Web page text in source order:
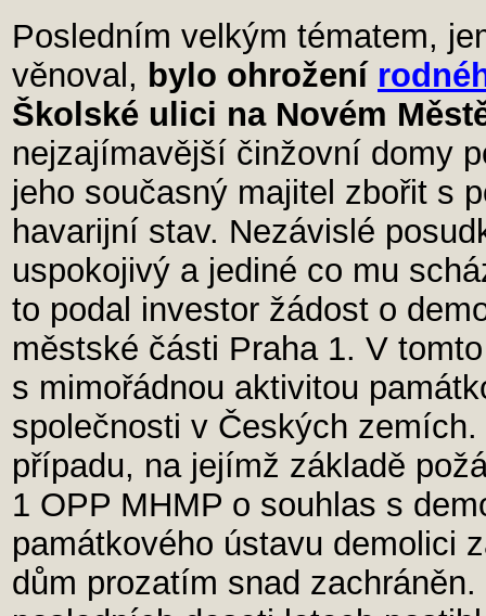
Posledním velkým tématem,
věnoval, bylo ohrožení
Školské ulici na Novém
nejzajímavější činžovní domy
jeho současný majitel zbořit s
havarijní stav. Nezávislé
uspokojivý a jediné co mu
to podal investor žádost o
městské části Praha 1. V
s mimořádnou aktivitou
společnosti v Českých
případu, na jejímž základě
1 OPP MHMP o souhlas s
památkového ústavu demolici
dům prozatím snad